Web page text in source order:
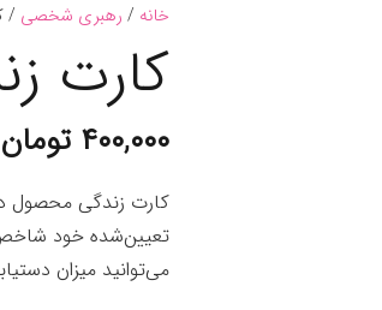
خانه / رهبری شخصی /
کارت
۴۰۰,۰۰۰ تومان
کارت زندگی محصول
تعیین‌شده خود
می‌توانید میزان